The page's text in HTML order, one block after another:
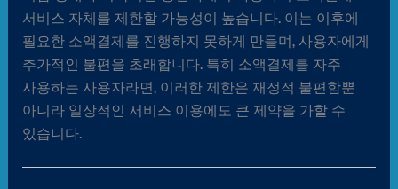
서비스 자체를 제한할 가능성이 높습니다. 이는 이후에
필요한 소액결제를 진행하지 못하게 만들며, 사용자에게
추가적인 불편을 초래합니다. 특히 소액결제를 자주
사용하는 사용자라면, 이러한 제한은 재정적 불편함뿐
아니라 일상적인 서비스 이용에도 큰 제약을 가할 수
있습니다.